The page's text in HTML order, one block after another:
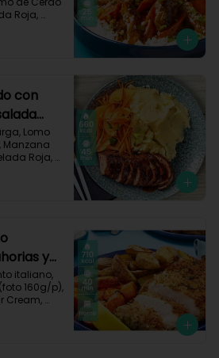
Roja,
Impresa.
con
Lomo
Manzana
Roja,
Cream,
19g |
y
italiano,
160g/p),
Cream,